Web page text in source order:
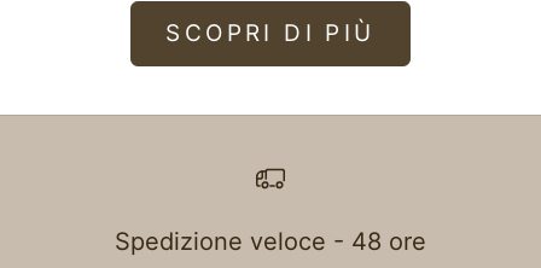
SCOPRI DI PIÙ
Spedizione veloce - 48 ore